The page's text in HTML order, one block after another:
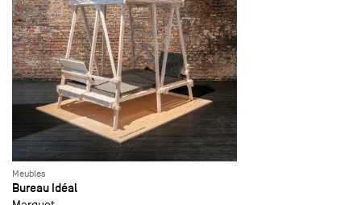
Meubles
Bureau Idéal